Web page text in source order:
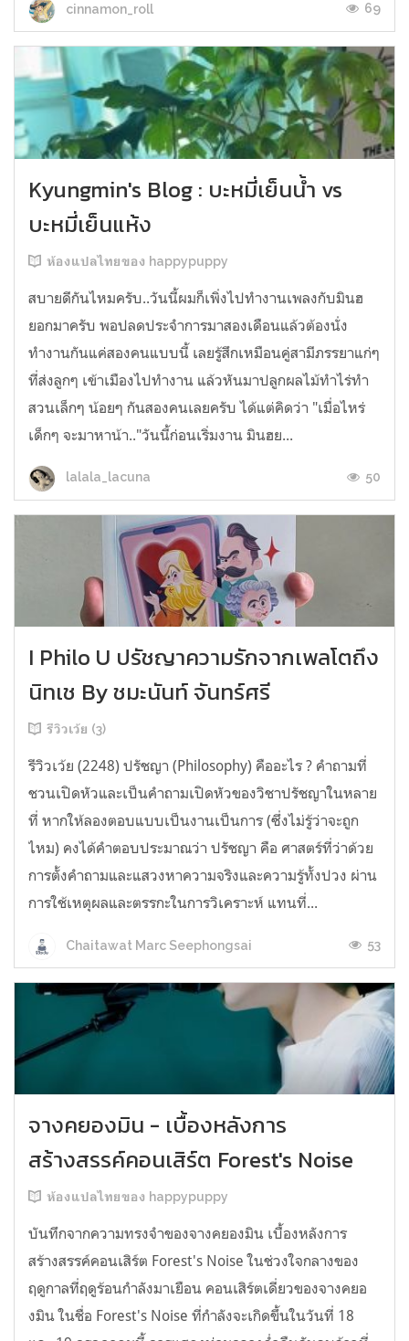
cinnamon_roll 69
Kyungmin's Blog : บะหมี่เย็นน้ำ vs
บะหมี่เย็นแห้ง
ห้องแปลไทยของ happypuppy
สบายดีกันไหมครับ..วันนี้ผมก็เพิ่งไปทำงานเพลงกับมินฮ
ยอกมาครับ พอปลดประจำการมาสองเดือนแล้วต้องนั่ง
ทำงานกันแค่สองคนแบบนี้ เลยรู้สึกเหมือนคู่สามีภรรยาแก่ๆ
ที่ส่งลูกๆ เข้าเมืองไปทำงาน แล้วหันมาปลูกผลไม้ทำไร่ทำ
สวนเล็กๆ น้อยๆ กันสองคนเลยครับ ได้แต่คิดว่า "เมื่อไหร่
เด็กๆ จะมาหาน้า.."วันนี้ก่อนเริ่มงาน มินฮย...
lalala_lacuna 50
I Philo U ปรัชญาความรักจากเพลโตถึง
นิทเช By ชมะนันท์ จันทร์ศรี
รีวิวเว้ย (3)
รีวิวเว้ย (2248) ปรัชญา (Philosophy) คืออะไร ? คำถามที่
ชวนเปิดหัวและเป็นคำถามเปิดหัวของวิชาปรัชญาในหลาย
ที่ หากให้ลองตอบแบบเป็นงานเป็นการ (ซึ่งไม่รู้ว่าจะถูก
ไหม) คงได้คำตอบประมาณว่า ปรัชญา คือ ศาสตร์ที่ว่าด้วย
การตั้งคำถามและแสวงหาความจริงและความรู้ทั้งปวง ผ่าน
การใช้เหตุผลและตรรกะในการวิเคราะห์ แทนที่...
Chaitawat Marc Seephongsai 53
จางคยองมิน - เบื้องหลังการ
สร้างสรรค์คอนเสิร์ต Forest's Noise
ห้องแปลไทยของ happypuppy
บันทึกจากความทรงจำของจางคยองมิน เบื้องหลังการ
สร้างสรรค์คอนเสิร์ต Forest's Noise ในช่วงใจกลางของ
ฤดูกาลที่ฤดูร้อนกำลังมาเยือน คอนเสิร์ตเดี่ยวของจางคยอ
งมิน ในชื่อ Forest's Noise ที่กำลังจะเกิดขึ้นในวันที่ 18